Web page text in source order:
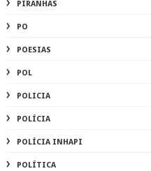
PIRANHAS
PO
POESIAS
POL
POLICIA
POLÍCIA
POLÍCIA INHAPI
POLÍTICA